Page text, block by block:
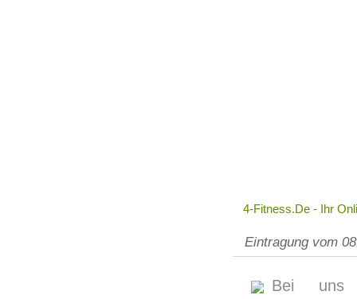
4-Fitness.de - Ihr
Eintragung vom
Bei uns